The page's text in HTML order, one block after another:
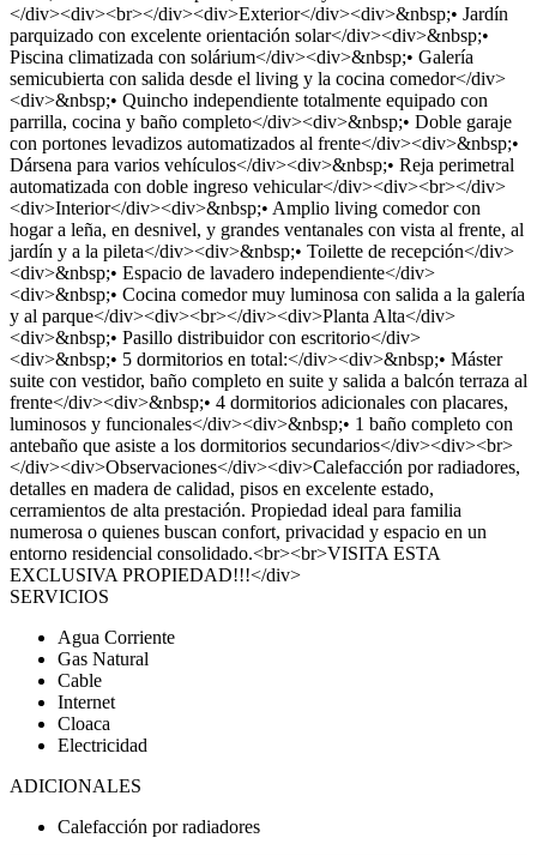
</div><div><br></div><div>Exterior</div><div>&nbsp;• Jardín
parquizado con excelente orientación solar</div><div>&nbsp;•
Piscina climatizada con solárium</div><div>&nbsp;• Galería
semicubierta con salida desde el living y la cocina comedor</div>
<div>&nbsp;• Quincho independiente totalmente equipado con
parrilla, cocina y baño completo</div><div>&nbsp;• Doble garaje
con portones levadizos automatizados al frente</div><div>&nbsp;•
Dársena para varios vehículos</div><div>&nbsp;• Reja perimetral
automatizada con doble ingreso vehicular</div><div><br></div>
<div>Interior</div><div>&nbsp;• Amplio living comedor con
hogar a leña, en desnivel, y grandes ventanales con vista al frente, al
jardín y a la pileta</div><div>&nbsp;• Toilette de recepción</div>
<div>&nbsp;• Espacio de lavadero independiente</div>
<div>&nbsp;• Cocina comedor muy luminosa con salida a la galería
y al parque</div><div><br></div><div>Planta Alta</div>
<div>&nbsp;• Pasillo distribuidor con escritorio</div>
<div>&nbsp;• 5 dormitorios en total:</div><div>&nbsp;• Máster
suite con vestidor, baño completo en suite y salida a balcón terraza al
frente</div><div>&nbsp;• 4 dormitorios adicionales con placares,
luminosos y funcionales</div><div>&nbsp;• 1 baño completo con
antebaño que asiste a los dormitorios secundarios</div><div><br>
</div><div>Observaciones</div><div>Calefacción por radiadores,
detalles en madera de calidad, pisos en excelente estado,
cerramientos de alta prestación. Propiedad ideal para familia
numerosa o quienes buscan confort, privacidad y espacio en un
entorno residencial consolidado.<br><br>VISITA ESTA
EXCLUSIVA PROPIEDAD!!!</div>
SERVICIOS
Agua Corriente
Gas Natural
Cable
Internet
Cloaca
Electricidad
ADICIONALES
Calefacción por radiadores